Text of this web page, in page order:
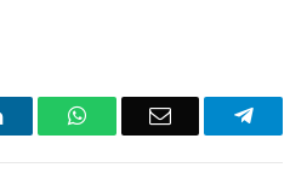
LinkedInWhatsAppEmail